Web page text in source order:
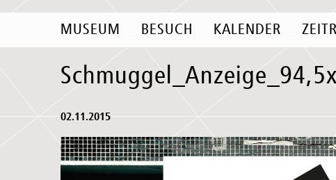
MUSEUM BESUCH KALENDER
02.11.2015